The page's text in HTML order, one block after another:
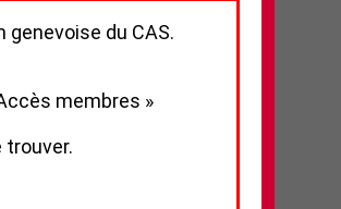
du CAS.
membres »
trouver.